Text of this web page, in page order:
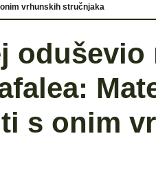
vrhunskih stručnjaka
oduševio
s onim